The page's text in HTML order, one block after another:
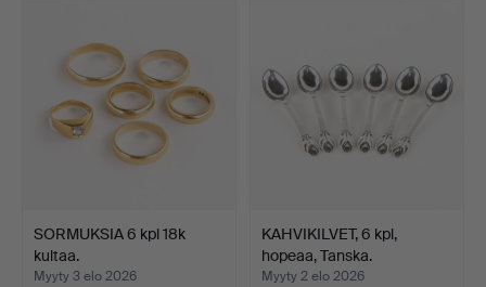
SORMUKSIA 6 kpl 18k
kultaa.
Myyty 3 elo 2026
KAHVIKILVET, 6 kpl,
hopeaa, Tanska.
Myyty 2 elo 2026